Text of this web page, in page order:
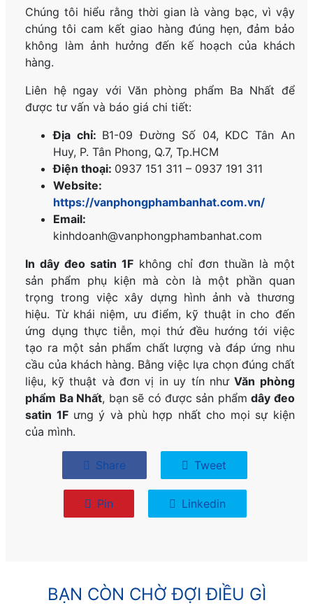
Chúng tôi hiểu rằng thời gian là vàng bạc, vì vậy
chúng tôi cam kết giao hàng đúng hẹn, đảm bảo
không làm ảnh hưởng đến kế hoạch của khách
hàng.
Liên hệ ngay với Văn phòng phẩm Ba Nhất để
được tư vấn và báo giá chi tiết:
Địa chỉ: B1-09 Đường Số 04, KDC Tân An
Huy, P. Tân Phong, Q.7, Tp.HCM
Điện thoại: 0937 151 311 – 0937 191 311
Website:
https://vanphongphambanhat.com.vn/
Email:
kinhdoanh@vanphongphambanhat.com
In dây đeo satin 1F không chỉ đơn thuần là một
sản phẩm phụ kiện mà còn là một phần quan
trọng trong việc xây dựng hình ảnh và thương
hiệu. Từ khái niệm, ưu điểm, kỹ thuật in cho đến
ứng dụng thực tiễn, mọi thứ đều hướng tới việc
tạo ra một sản phẩm chất lượng và đáp ứng nhu
cầu của khách hàng. Bằng việc lựa chọn đúng chất
liệu, kỹ thuật và đơn vị in uy tín nhưVăn phòng
phẩm Ba Nhất, bạn sẽ có được sản phẩmdây đeo
satin 1Fưng ý và phù hợp nhất cho mọi sự kiện
của mình.
Share Tweet
Pin Linkedin
BẠN CÒN CHỜ ĐỢI ĐIỀU GÌ